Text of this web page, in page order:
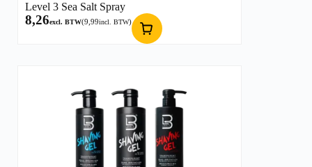
Level 3 Sea Salt Spray
8,26excl. BTW(9,99incl. BTW)